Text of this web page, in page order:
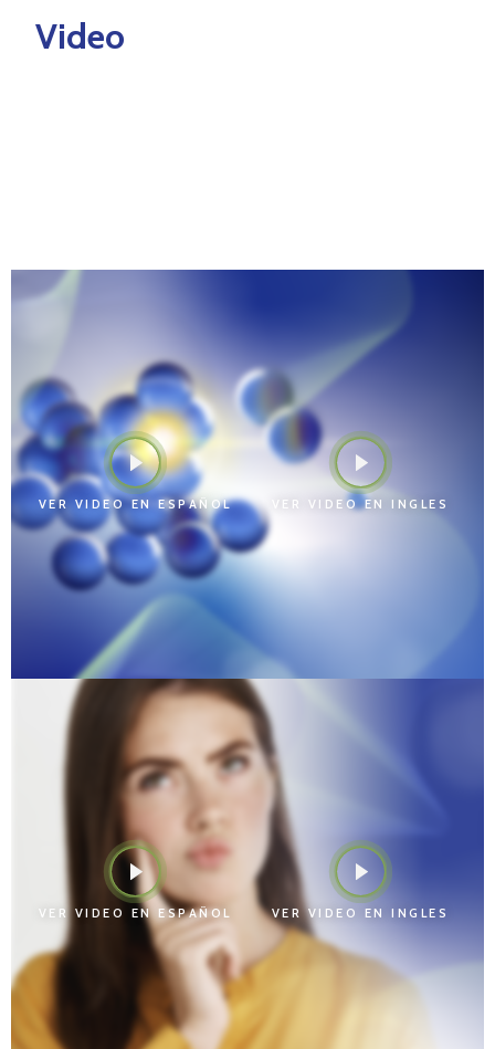
Video
VER VIDEO EN ESPAÑOL VER VIDEO EN INGLES
VER VIDEO EN ESPAÑOL VER VIDEO EN INGLES